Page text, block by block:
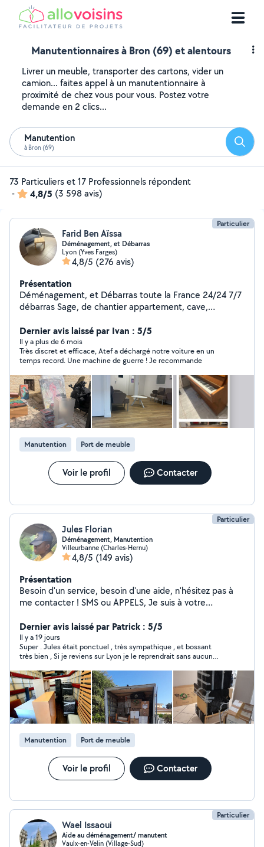
Manutentionnaires à Bron (69) et alentours
Livrer un meuble, transporter des cartons, vider un
camion... faites appel à un manutentionnaire à
proximité de chez vous pour vous. Postez votre
demande en 2 clics...
Manutention
à Bron (69)
73 Particuliers et 17 Professionnels répondent
-
4,8/5 (3 598 avis)
Particulier
Farid Ben Aïssa
Déménagement, et Débarras
Lyon (Yves Farges)
4,8/5 (276 avis)
Présentation
Déménagement, et Débarras toute la France 24/24 7/7
débarras Sage, de chantier appartement, cave,
Dernier avis laissé par Ivan : 5/5
Il y a plus de 6 mois
Très discret et efficace, Atef a déchargé notre voiture en un
temps record. Une machine de guerre ! Je recommande
Manutention Port de meuble
Voir le profil Contacter
Particulier
Jules Florian
Déménagement, Manutention
Villeurbanne (Charles-Hernu)
4,8/5 (149 avis)
Présentation
Besoin d'un service, besoin d'une aide, n'hésitez pas à
me contacter ! SMS ou APPELS, Je suis à votre
Dernier avis laissé par Patrick : 5/5
Il y a 19 jours
Super . Jules était ponctuel , très sympathique , et bossant
très bien , Si je reviens sur Lyon je le reprendrait sans aucun
merci encore
Manutention Port de meuble
Voir le profil Contacter
Particulier
Wael Issaoui
Aide au déménagement/ manutent
Vaulx-en-Velin (Village-Sud)